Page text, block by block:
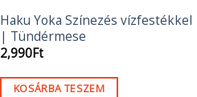
Haku Yoka Színezés vízfestékkel
| Tündérmese
2,990Ft
KOSÁRBA TESZEM